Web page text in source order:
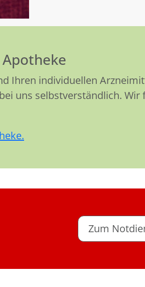
Ihren individuellen
uns selbstverständlich. Wir
Zum